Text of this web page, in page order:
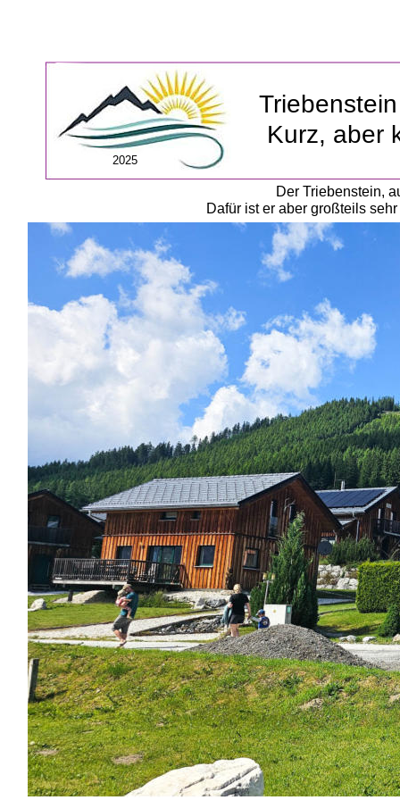
Der Triebenstein,
Dafür ist er aber großteils
Kurz, aber
2025